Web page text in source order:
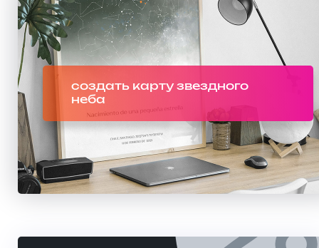
создать карту звездного
неба